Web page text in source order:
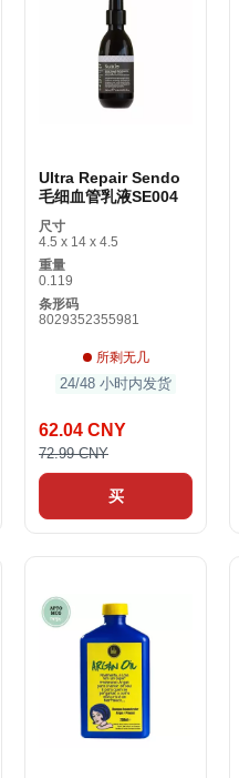
Ultra Repair Sendo
毛细血管乳液SE004
尺寸
4.5 x 14 x 4.5
重量
0.119
条形码
8029352355981
所剩无几
24/48 小时内发货
62.04 CNY
72.99 CNY
买